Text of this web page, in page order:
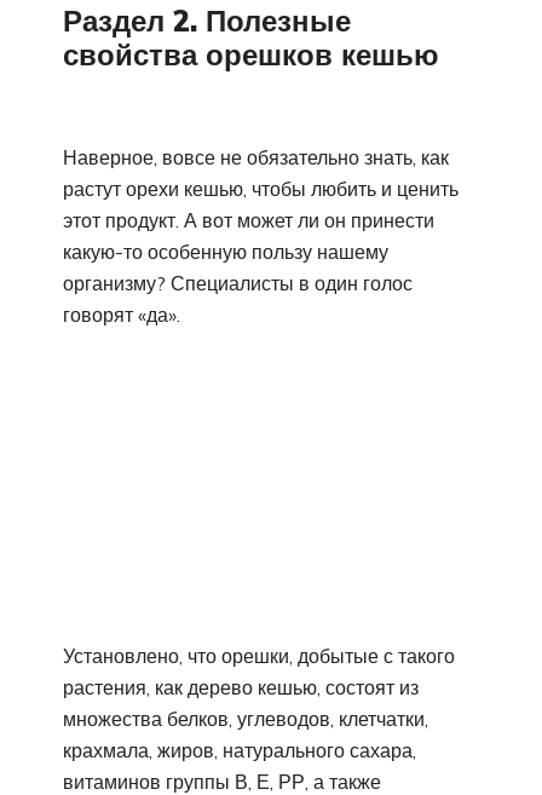
Раздел 2. Полезные
свойства орешков кешью
Наверное, вовсе не обязательно знать, как
растут орехи кешью, чтобы любить и ценить
этот продукт. А вот может ли он принести
какую-то особенную пользу нашему
организму? Специалисты в один голос
говорят «да».
Установлено, что орешки, добытые с такого
растения, как дерево кешью, состоят из
множества белков, углеводов, клетчатки,
крахмала, жиров, натурального сахара,
витаминов группы В, Е, РР, а также